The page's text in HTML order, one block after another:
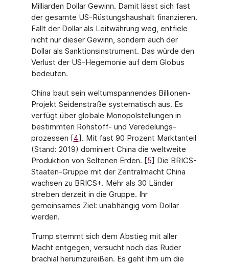
Milliarden Dollar Gewinn. Damit lässt sich fast
der gesamte US-Rüstungshaushalt finanzieren.
Fällt der Dollar als Leitwährung weg, entfiele
nicht nur dieser Gewinn, sondern auch der
Dollar als Sanktionsinstrument. Das würde den
Verlust der US-Hegemonie auf dem Globus
bedeuten.
China baut sein weltumspannendes Billionen-
Projekt Seidenstraße systematisch aus. Es
verfügt über globale Monopolstellungen in
bestimmten Rohstoff- und Veredelungs­
prozessen [4]. Mit fast 90 Prozent Marktanteil
(Stand: 2019) dominiert China die weltwei­te
Produktion von Seltenen Erden. [5] Die BRICS-
Staaten-Gruppe mit der Zentralmacht China
wachsen zu BRICS+. Mehr als 30 Länder
streben derzeit in die Gruppe. Ihr
gemeinsames Ziel: unabhängig vom Dollar
werden.
Trump stemmt sich dem Abstieg mit aller
Macht entgegen, versucht noch das Ruder
brachial herumzureißen. Es geht ihm um die